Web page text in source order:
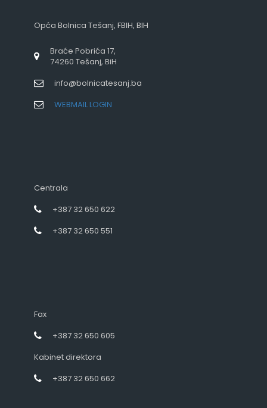
Opća Bolnica Tešanj, FBIH, BIH
Braće Pobrića 17,
74260 Tešanj, BiH
info@bolnicatesanj.ba
WEBMAIL LOGIN
Centrala
+387 32 650 622
+387 32 650 551
Fax
+387 32 650 605
Kabinet direktora
+387 32 650 662